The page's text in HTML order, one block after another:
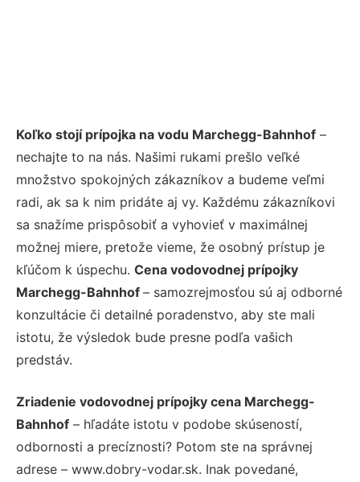
Koľko stojí prípojka na vodu Marchegg-Bahnhof –
nechajte to na nás. Našimi rukami prešlo veľké
množstvo spokojných zákazníkov a budeme veľmi
radi, ak sa k nim pridáte aj vy. Každému zákazníkovi
sa snažíme prispôsobiť a vyhovieť v maximálnej
možnej miere, pretože vieme, že osobný prístup je
kľúčom k úspechu. Cena vodovodnej prípojky
Marchegg-Bahnhof – samozrejmosťou sú aj odborné
konzultácie či detailné poradenstvo, aby ste mali
istotu, že výsledok bude presne podľa vašich
predstáv.
Zriadenie vodovodnej prípojky cena Marchegg-
Bahnhof – hľadáte istotu v podobe skúseností,
odbornosti a precíznosti? Potom ste na správnej
adrese – www.dobry-vodar.sk. Inak povedané,